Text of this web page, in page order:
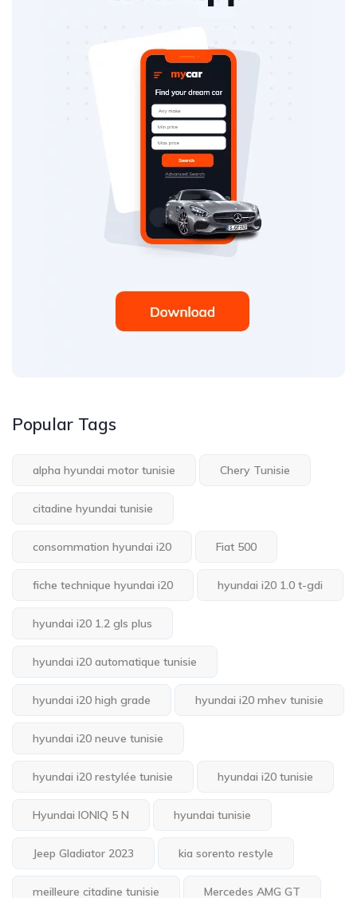
Popular Tags
alpha hyundai motor tunisie Chery Tunisie
citadine hyundai tunisie
consommation hyundai i20 Fiat 500
fiche technique hyundai i20 hyundai i20 1.0 t-gdi
hyundai i20 1.2 gls plus
hyundai i20 automatique tunisie
hyundai i20 high grade hyundai i20 mhev tunisie
hyundai i20 neuve tunisie
hyundai i20 restylée tunisie hyundai i20 tunisie
Hyundai IONIQ 5 N hyundai tunisie
Jeep Gladiator 2023 kia sorento restyle
meilleure citadine tunisie Mercedes AMG GT